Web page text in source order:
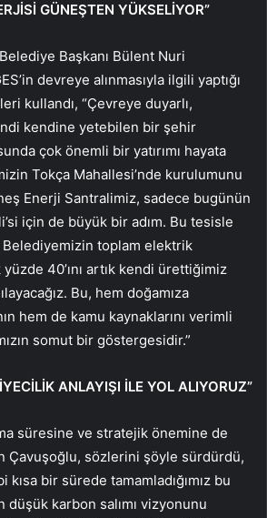
GÜNEŞTEN YÜKSELİYOR”
Başkanı Bülent Nuri
devreye alınmasıyla ilgili yaptığı
kullandı, “Çevreye duyarlı,
kendine yetebilen bir şehir
çok önemli bir yatırımı hayata
Tokça Mahallesi’nde kurulumunu
Enerji Santralimiz, sadece bugünün
için de büyük bir adım. Bu tesisle
toplam elektrik
40’ını artık kendi ürettiğimiz
Bu, hem doğamıza
hem de kamu kaynaklarını verimli
somut bir göstergesidir.”
ANLAYIŞI İLE YOL ALIYORUZ”
süresine ve stratejik önemine de
Çavuşoğlu, sözlerini şöyle sürdürdü,
kısa bir sürede tamamladığımız bu
karbon salımı vizyonunu